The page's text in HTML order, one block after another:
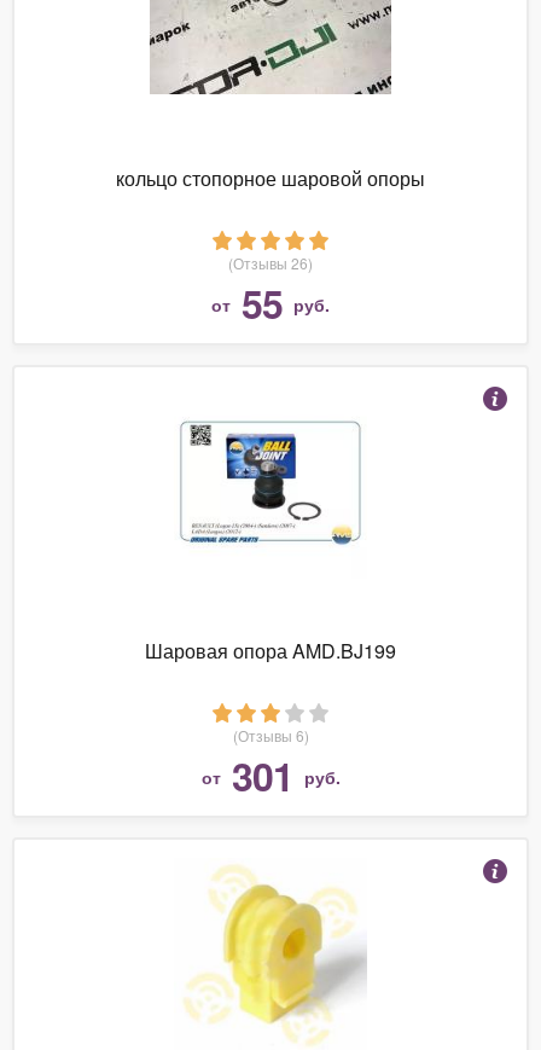
кольцо стопорное шаровой опоры
(Отзывы 26)
от 55 руб.
Шаровая опора AMD.BJ199
(Отзывы 6)
от 301 руб.